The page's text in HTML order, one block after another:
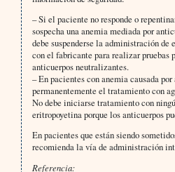
– Si el paciente no responde o
sospecha una anemia mediada por
debe suspenderse la administración de
con el fabricante para realizar pruebas
anticuerpos neutralizantes.
– En pacientes con anemia causada
permanentemente el tratamiento con
No debe iniciarse tratamiento con
eritropoyetina porque los anticuerpos
En pacientes que están siendo
recomienda la vía de administración
Referencia: